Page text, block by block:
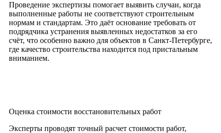
Проведение экспертизы помогает выявить случаи, когда
выполненные работы не соответствуют строительным
нормам и стандартам. Это даёт основание требовать от
подрядчика устранения выявленных недостатков за его
счёт, что особенно важно для объектов в Санкт-Петербурге,
где качество строительства находится под пристальным
вниманием.
Оценка стоимости восстановительных работ
Эксперты проводят точный расчет стоимости работ,